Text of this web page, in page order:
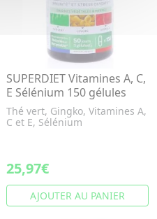
SUPERDIET Vitamines A, C,
E Sélénium 150 gélules
Thé vert, Gingko, Vitamines A,
C et E, Sélénium
25,97€
AJOUTER AU PANIER